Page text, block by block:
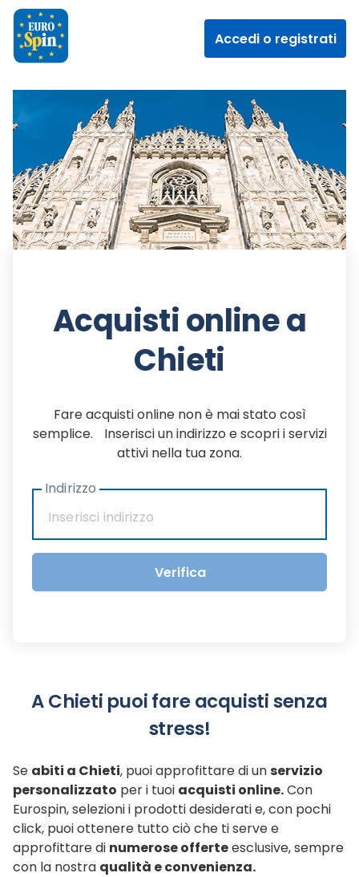
Accedi o registrati
Acquisti online a
Chieti
Fare acquisti online non è mai stato così
semplice. Inserisci un indirizzo e scopri i servizi
attivi nella tua zona.
Indirizzo
Verifica
A Chieti puoi fare acquisti senza
stress!
Se abiti a Chieti, puoi approfittare di un servizio
personalizzato per i tuoi acquisti online.Con
Eurospin, selezioni i prodotti desiderati e, con pochi
click, puoi ottenere tutto ciò che ti serve e
approfittare di numerose offerteesclusive, sempre
con la nostra qualità e convenienza.